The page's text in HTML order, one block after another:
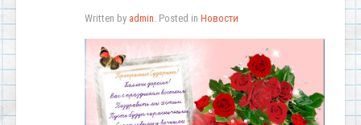
Written by admin. Posted in Новости